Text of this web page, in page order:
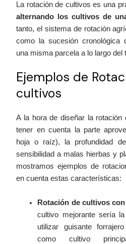
La rotación de cultivos es una
alternando los cultivos de
tanto, el sistema de rotación
como la sucesión cronológica
una misma parcela a lo largo del
Ejemplos de
cultivos
A la hora de diseñar la rotación
tener en cuenta la parte
hoja o raíz), la profundidad
sensibilidad a malas hierbas y
mostramos ejemplos de
en cuenta estas características:
Rotación de cultivos
cultivo mejorante sería
utilizar guisante
como cultivo